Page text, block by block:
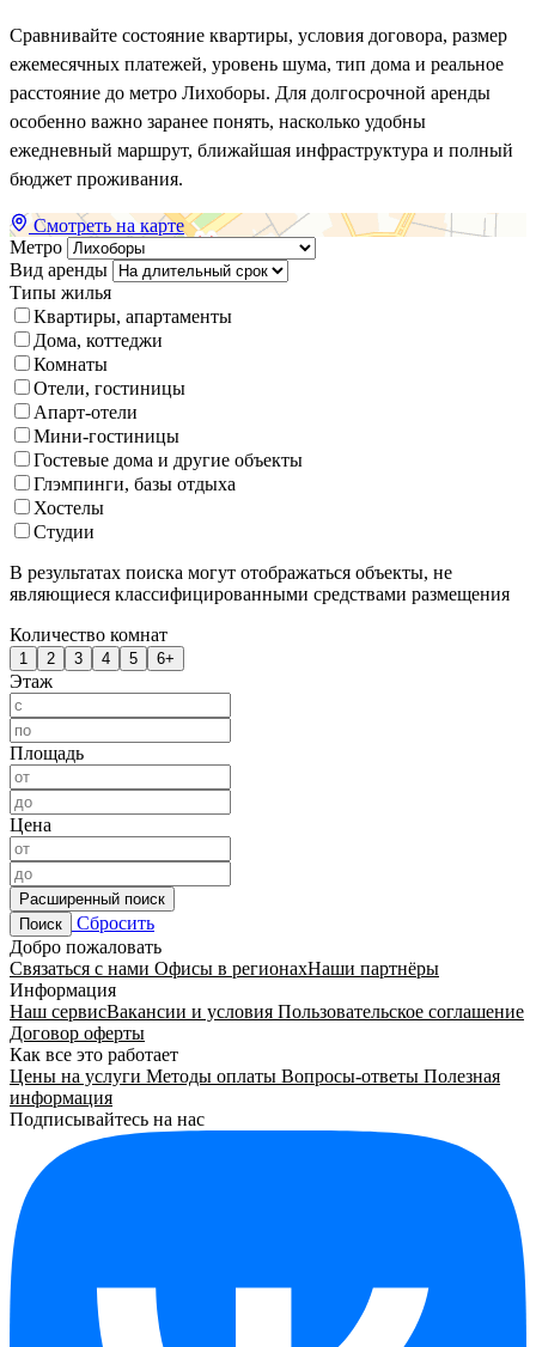
Сравнивайте состояние квартиры, условия договора, размер
ежемесячных платежей, уровень шума, тип дома и реальное
расстояние до метро Лихоборы. Для долгосрочной аренды
особенно важно заранее понять, насколько удобны
ежедневный маршрут, ближайшая инфраструктура и полный
бюджет проживания.
Смотреть на карте
Метро
Вид аренды
Типы жилья
Квартиры, апартаменты
Дома, коттеджи
Комнаты
Отели, гостиницы
Апарт-отели
Мини-гостиницы
Гостевые дома и другие объекты
Глэмпинги, базы отдыха
Хостелы
Студии
В результатах поиска могут отображаться объекты, не
являющиеся классифицированными средствами размещения
Количество комнат
1 2 3 4 5 6+
Этаж
Площадь
Цена
Расширенный поиск
Поиск
Сбросить
Добро пожаловать
Связаться с нами Офисы в регионахНаши партнёры
Информация
Наш сервисВакансии и условия Пользовательское соглашение
Договор оферты
Как все это работает
Цены на услуги Методы оплаты Вопросы-ответы Полезная
информация
Подписывайтесь на нас